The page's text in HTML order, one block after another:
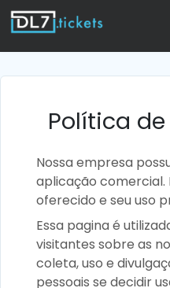
Política
Nossa empresa
aplicação comercial.
oferecido e seu uso
Essa pagina é
visitantes sobre as
coleta, uso e
pessoais se decidir